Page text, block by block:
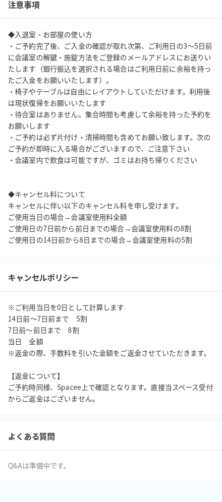
会議室をご利用の場合は、3階共用部にございますウォーターサー
バー、コーヒーサーバー（有料）もご利用いただけます！
ーーー
仙台協立第1ビルがRENEWAL OPENいたしました！
1FCOMPASS(平日10:00～17:00営業)：貸会議室受付、不動産仲
介、コワーキング。
2～5F：大中小の貸し会議室、応接室など様々なビジネスシーンに
対応できるレンタルスペースが多数ございます。
3Fパブリックスペース：お弁当など軽飲食持ち込み可能な休憩ス
ペースです。coffeeバックやお茶、マウスウォッシュ、歯ブラシ
などの販売所もございます。
5F喫煙ROOM
【会議室営業時間】
《月～日・祝》 6:00～24:00
せん。
20:00以降スタートでご予約のお客様には、別途ビルの入り口扉の
セキュリティナンバーをメールにてお伝えいたします
【会議室お問い合わせ受付窓口】
仙台協立第1ビル1FのCOMPASSが会議室お問い合わせ受付窓口で
す。
営業時間外はお電話・メールでのお問い合わせを受けております
COMPASS
メール：info@date-hybrid.com
注意事項
◆入退室・お部屋の使い方
・ご予約完了後、ご入金の確認が取れ次第、ご利用日の3～5日前
に会議室の解鍵・施錠方法をご登録のメールアドレスにお送りい
たします（銀行振込を選択される場合はご利用日前に余裕を持っ
たご入金をお願いいたします）。
・椅子やテーブルは自由にレイアウトしていただけます。利用後
は現状復帰をお願いいたします
・待合室はありません。集合時間も考慮して余裕を持った予約を
お願いします
・ご予約は必ず片付け・清掃時間も含めてお願い致します。次の
ご予約が即時に入る場合がございますので、ご注意下さい
・会議室内で飲食は可能ですが、ゴミはお持ち帰りください
◆キャンセル料について
キャンセルに伴い以下のキャンセル料を申し受けます。
ご使用当日の場合→会議室使用料全額
ご使用日の7日前から前日までの場合→会議室使用料の8割
ご使用日の14日前から8日までの場合→会議室使用料の5割
キャンセルポリシー
※ご利用当日を0日として計算します
14日前〜7日前まで　5割
7日前〜前日まで　8割
当日　全額
※返金の際、手数料を引いた金額をご返金させていただきます。
【返金について】
ご予約時同様、Spacee上で確認となります。直接当スペース受付
からご返金はございません。
よくある質問
Q&Aは準備中です。